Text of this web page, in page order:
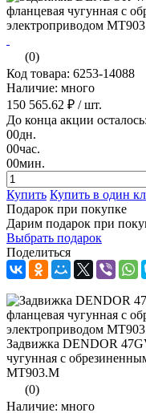
(0)
Код товара: 6253-14088
Наличие: много
150 565.62 ₽ / шт.
До конца акции осталось:
00дн.
00час.
00мин.
Купить Купить в один
Подарок при покупке
Дарим подарок при
Выбрать подарок
Поделиться
Задвижка DENDOR
чугунная с
МТ903.M
(0)
Наличие: много